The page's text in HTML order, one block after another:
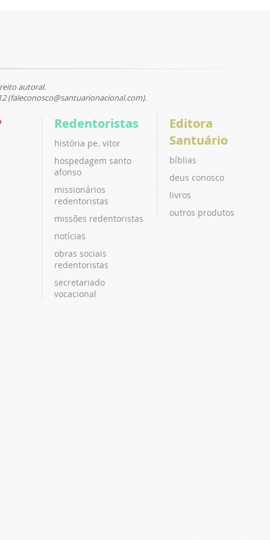
autoral.
(faleconosco@santuarionacional.com).
Redentoristas
história pe. vitor
hospedagem santo
afonso
missionários
redentoristas
missões redentoristas
notícias
obras sociais
redentoristas
secretariado
vocacional
Editora
Santuário
bíblias
deus conosco
livros
outros produtos